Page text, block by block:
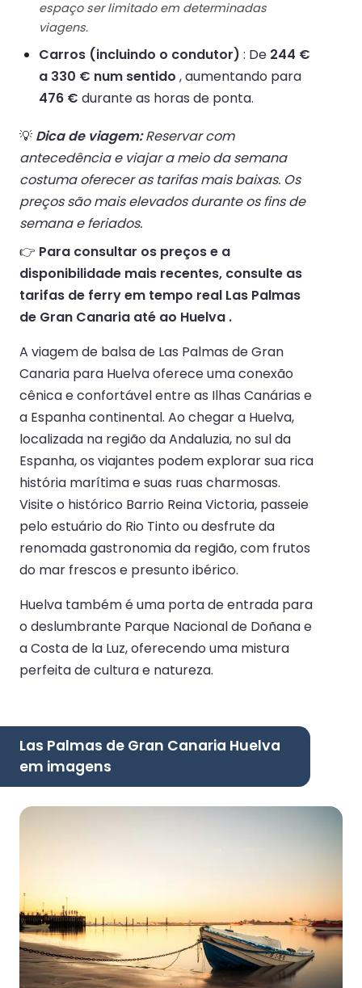
espaço ser limitado em determinadas
viagens.
Carros (incluindo o condutor) : De 244 €
a 330 € num sentido , aumentando para
476 € durante as horas de ponta.
💡 Dica de viagem:Reservar com
antecedência e viajar a meio da semana
costuma oferecer as tarifas mais baixas. Os
preços são mais elevados durante os fins de
semana e feriados.
👉 Para consultar os preços e a
disponibilidade mais recentes, consulte as
tarifas de ferry em tempo real Las Palmas
de Gran Canaria até ao Huelva .
A viagem de balsa de Las Palmas de Gran
Canaria para Huelva oferece uma conexão
cênica e confortável entre as Ilhas Canárias e
a Espanha continental. Ao chegar a Huelva,
localizada na região da Andaluzia, no sul da
Espanha, os viajantes podem explorar sua rica
história marítima e suas ruas charmosas.
Visite o histórico Barrio Reina Victoria, passeie
pelo estuário do Rio Tinto ou desfrute da
renomada gastronomia da região, com frutos
do mar frescos e presunto ibérico.
Huelva também é uma porta de entrada para
o deslumbrante Parque Nacional de Doñana e
a Costa de la Luz, oferecendo uma mistura
perfeita de cultura e natureza.
Las Palmas de Gran Canaria Huelva
em imagens